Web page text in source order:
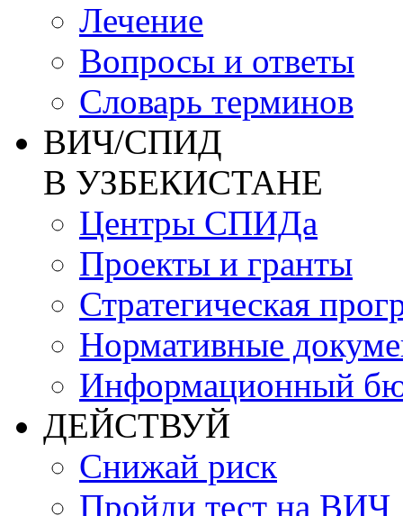
Лечение
Вопросы и ответы
Словарь терминов
ВИЧ/СПИД
В УЗБЕКИСТАНЕ
Центры СПИДа
Проекты и гранты
Стратегическая
Нормативные
Информационный
ДЕЙСТВУЙ
Снижай риск
Пройди тест на ВИЧ